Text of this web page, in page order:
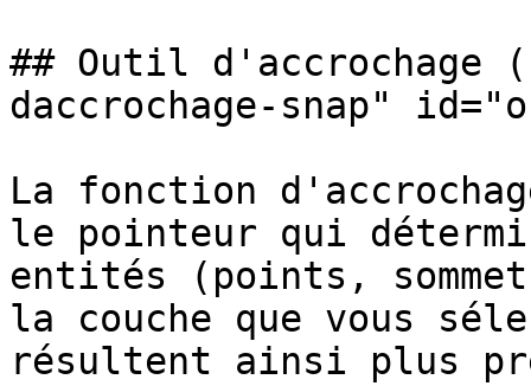
## Outil d'accrochage
daccrochage-snap"
La fonction
le pointeur qui
entités (points,
la couche que vous
résultent ainsi plus